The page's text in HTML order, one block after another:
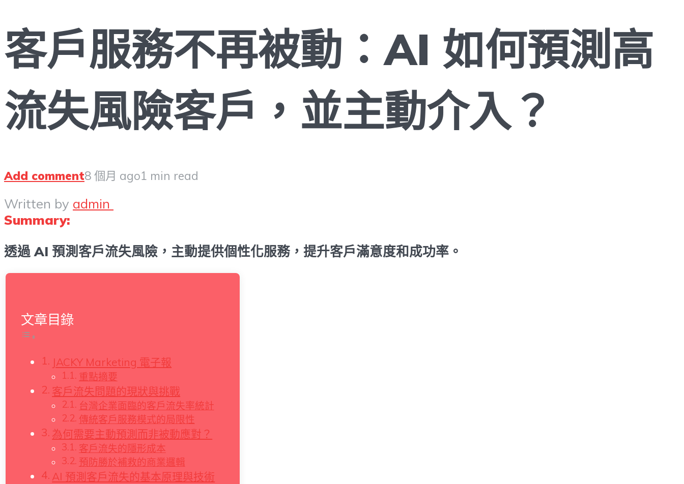
客戶服務不再被動：AI 如何預測高
流失風險客戶，並主動介入？
Add comment8 個月 ago1 min read
Written by admin
Summary:
透過 AI 預測客戶流失風險，主動提供個性化服務，提升客戶滿意度和成功率。
文章目錄
JACKY Marketing 電子報
重點摘要
客戶流失問題的現狀與挑戰
台灣企業面臨的客戶流失率統計
傳統客戶服務模式的局限性
為何需要主動預測而非被動應對？
客戶流失的隱形成本
預防勝於補救的商業邏輯
AI 預測客戶流失的基本原理與技術